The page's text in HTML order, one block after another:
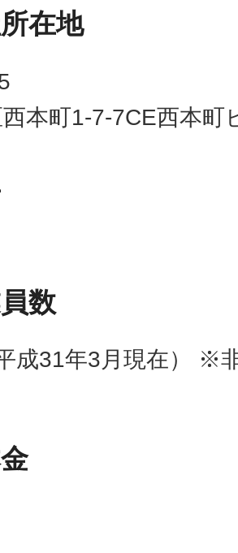
在地
本町1-7-7CE西本町
数
成31年3月現在） ※